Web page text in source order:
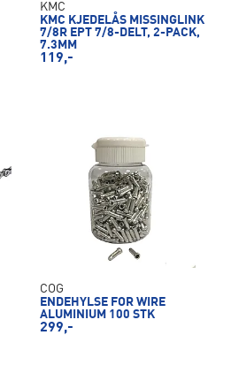
KMC
KMC KJEDELÅS MISSINGLINK
7/8R EPT 7/8-DELT, 2-PACK,
7.3MM
119,-
COG
ENDEHYLSE FOR WIRE
ALUMINIUM 100 STK
299,-